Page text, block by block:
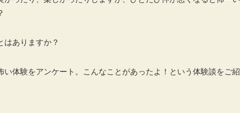
はありますか？
体験をアンケート。こんなことがあったよ！という体験談をご紹